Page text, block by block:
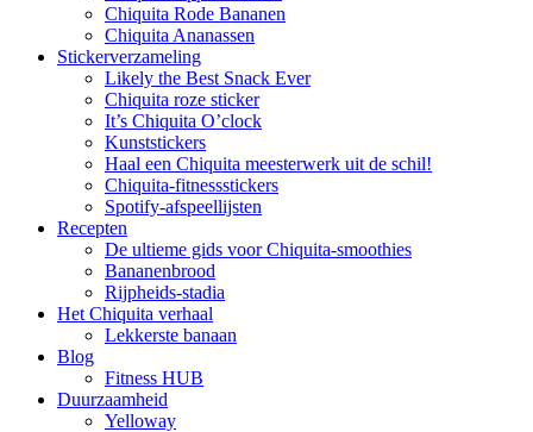
Chiquita Rode Bananen
Chiquita Ananassen
Stickerverzameling
Likely the Best Snack Ever
Chiquita roze sticker
It’s Chiquita O’clock
Kunststickers
Haal een Chiquita meesterwerk uit de schil!
Chiquita-fitnessstickers
Spotify-afspeellijsten
Recepten
De ultieme gids voor Chiquita-smoothies
Bananenbrood
Rijpheids-stadia
Het Chiquita verhaal
Lekkerste banaan
Blog
Fitness HUB
Duurzaamheid
Yelloway